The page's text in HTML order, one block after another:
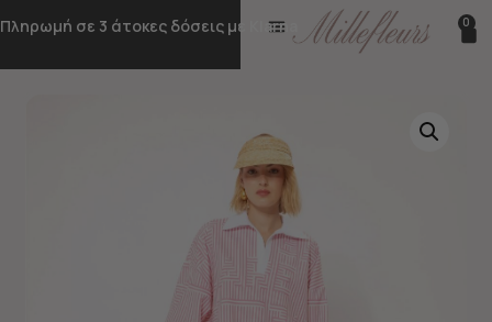
Πληρωμή σε 3 άτοκες δόσεις με Klarna 0